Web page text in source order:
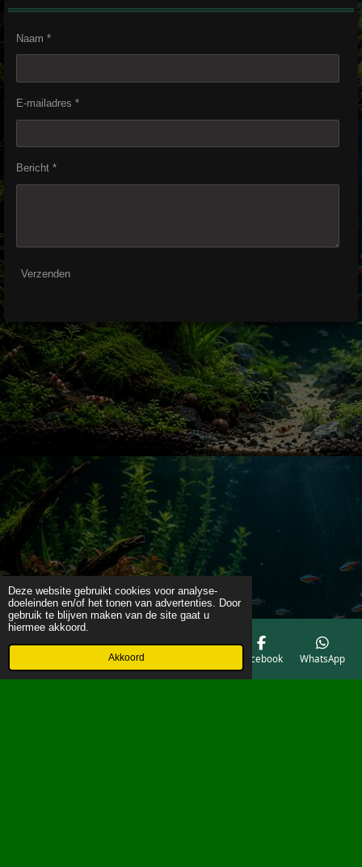
Deze website gebruikt cookies voor analyse-
doeleinden en/of het tonen van advertenties. Door
gebruik te blijven maken van de site gaat u
hiermee akkoord.
Akkoord
Naam *
E-mailadres *
Bericht *
Verzenden
Telefoonnummer Facebook WhatsApp